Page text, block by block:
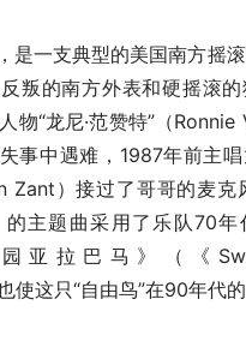
是一支典型的美国南方摇
叛的南方外表和硬摇滚的
物“龙尼·范赞特”（Ronnie
事中遇难，1987年前主
Zant）接过了哥哥的麦克
主题曲采用了乐队70年
亚拉巴马》（《
使这只“自由鸟”在90年代